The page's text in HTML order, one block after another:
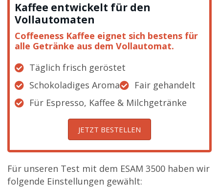
Kaffee entwickelt für den
Vollautomaten
Coffeeness Kaffee eignet sich bestens für
alle Getränke aus dem Vollautomat.
Täglich frisch geröstet
Schokoladiges Aroma
Fair gehandelt
Für Espresso, Kaffee & Milchgetränke
JETZT BESTELLEN
Für unseren Test mit dem ESAM 3500 haben wir
folgende Einstellungen gewählt: